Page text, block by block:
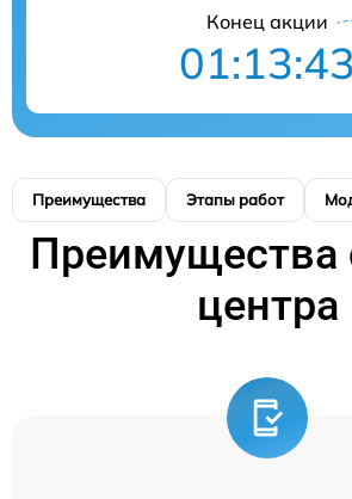
Конец акции
01:13:42
Преимущества Этапы работ
Преимущества
центра